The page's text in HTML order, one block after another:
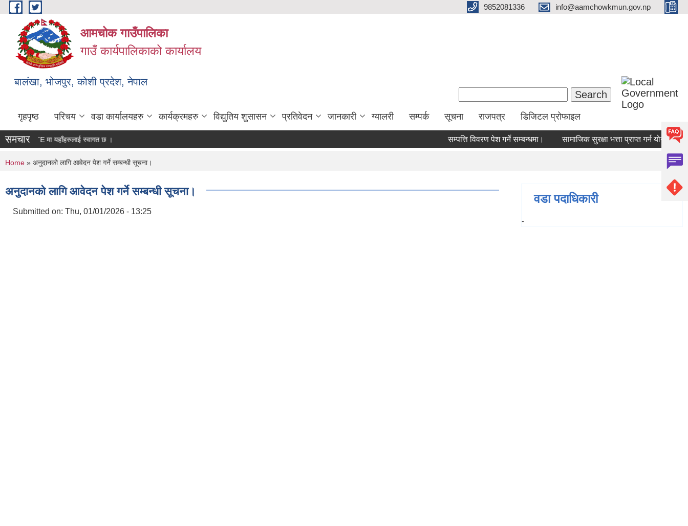
Skip to main content 9852081336 info@aamchowkmun.gov.np
आमचोक गाउँपालिका
गाउँ कार्यपालिकाको कार्यालय
बालंखा, भोजपुर, कोशी प्रदेश, नेपाल
गृहपृष्ठ परिचय वडा कार्यालयहरु कार्यक्रमहरु विद्युतिय शुसासन प्रतिवेदन जानकारी ग्यालरी सम्पर्क सूचना राजपत्र डिजिटल प्रोफाइल
मा यहाँहरुलाई स्वागत छ ।
समचार सम्पत्ति विवरण पेश गर्ने सम्बन्धमा। सामाजिक सुरक्षा भत्ता प्राप्‍त गर्न योग्य
You are here
Home » अनुदानको लागि आवेदन पेश गर्ने सम्बन्धी सूचना।
अनुदानको लागि आवेदन पेश गर्ने सम्बन्धी सूचना।
Submitted on: Thu, 01/01/2026 - 13:25
वडा पदाधिकारी
-